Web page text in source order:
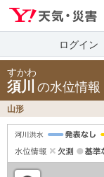
ログイン
すかわ
須川 の水位情報
山形